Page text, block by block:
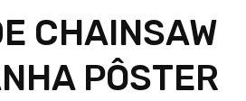
CHAINSAW
PÔSTER